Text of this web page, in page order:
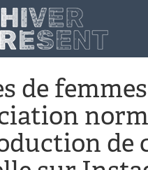
de
de